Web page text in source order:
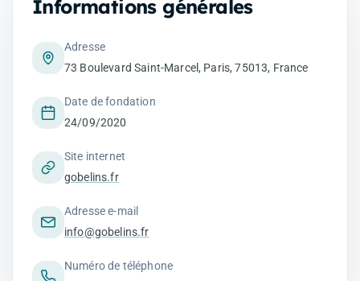
Informations générales
Adresse
73 Boulevard Saint-Marcel, Paris, 75013, France
Date de fondation
24/09/2020
Site internet
gobelins.fr
Adresse e-mail
info@gobelins.fr
Numéro de téléphone